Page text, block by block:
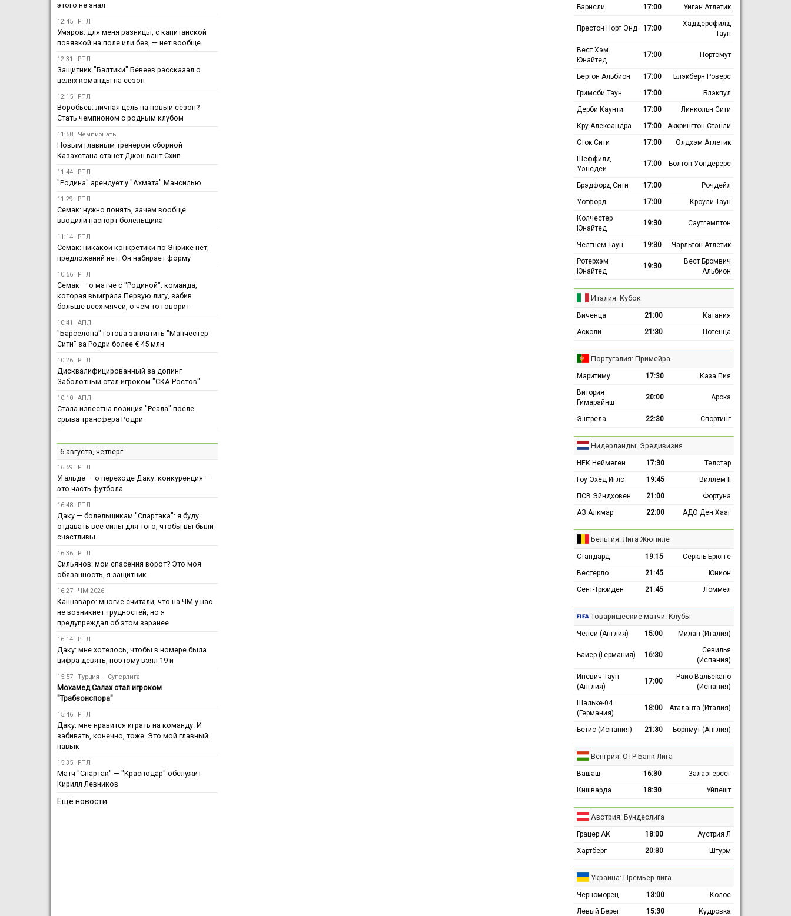
этого не знал
12:45 РПЛ
Умяров: для меня разницы, с капитанской
повязкой на поле или без, — нет вообще
12:31 РПЛ
Защитник "Балтики" Бевеев рассказал о
целях команды на сезон
12:15 РПЛ
Воробьёв: личная цель на новый сезон?
Стать чемпионом с родным клубом
11:58 Чемпионаты
Новым главным тренером сборной
Казахстана станет Джон вант Схип
11:44 РПЛ
"Родина" арендует у "Ахмата" Мансилью
11:29 РПЛ
Семак: нужно понять, зачем вообще
вводили паспорт болельщика
11:14 РПЛ
Семак: никакой конкретики по Энрике нет,
предложений нет. Он набирает форму
10:56 РПЛ
Семак — о матче с "Родиной": команда,
которая выиграла Первую лигу, забив
больше всех мячей, о чём-то говорит
10:41 АПЛ
"Барселона" готова заплатить "Манчестер
Сити" за Родри более € 45 млн
10:26 РПЛ
Дисквалифицированный за допинг
Заболотный стал игроком "СКА-Ростов"
10:10 АПЛ
Стала известна позиция "Реала" после
срыва трансфера Родри
6 августа, четверг
16:59 РПЛ
Угальде — о переходе Даку: конкуренция —
это часть футбола
16:48 РПЛ
Даку — болельщикам "Спартака": я буду
отдавать все силы для того, чтобы вы были
счастливы
16:36 РПЛ
Сильянов: мои спасения ворот? Это моя
обязанность, я защитник
16:27 ЧМ-2026
Каннаваро: многие считали, что на ЧМ у нас
не возникнет трудностей, но я
предупреждал об этом заранее
16:14 РПЛ
Даку: мне хотелось, чтобы в номере была
цифра девять, поэтому взял 19-й
15:57 Турция — Суперлига
Мохамед Салах стал игроком
"Трабзонспора"
15:46 РПЛ
Даку: мне нравится играть на команду. И
забивать, конечно, тоже. Это мой главный
навык
15:35 РПЛ
Матч "Спартак" — "Краснодар" обслужит
Кирилл Левников
Ещё новости
Барнсли
17:00 Уиган Атлетик
Престон Норт Энд 17:00
Хаддерсфилд
Таун
Вест Хэм
Юнайтед
17:00 Портсмут
Бёртон Альбион 17:00
Блэкберн Роверс
Гримсби Таун
17:00
Блэкпул
Дерби Каунти
17:00
Линкольн Сити
Кру Александра
17:00
Аккрингтон Стэнли
Сток Сити
17:00
Олдхэм Атлетик
Шеффилд
Уэнсдей
17:00 Болтон Уондерерс
Брэдфорд Сити 17:00
Рочдейл
Уотфорд
17:00
Кроули Таун
Колчестер
Юнайтед
19:30 Саутгемптон
Челтнем Таун 19:30
Чарльтон Атлетик
Ротерхэм
Юнайтед
19:30
Вест Бромвич
Альбион
Италия: Кубок
Виченца 21:00
Катания
Асколи
21:30 Потенца
Португалия: Примейра
Маритиму 17:30
Каза Пия
Витория
Гимарайнш
20:00 Арока
Эштрела 22:30 Спортинг
Нидерланды: Эредивизия
НЕК Неймеген 17:30
Телстар
Гоу Эхед Иглс
19:45
Виллем II
ПСВ Эйндховен
21:00
Фортуна
АЗ Алкмар
22:00 АДО Ден Хааг
Бельгия: Лига Жюпиле
Стандард 19:15
Серкль Брюгге
Вестерло
21:45
Юнион
Сент-Трюйден
21:45 Ломмел
Товарищеские матчи: Клубы
Челси (Англия) 15:00 Милан (Италия)
Байер (Германия) 16:30
Севилья
(Испания)
Ипсвич Таун
(Англия)
17:00
Райо Вальекано
(Испания)
Шальке-04
(Германия)
18:00 Аталанта (Италия)
Бетис (Испания) 21:30 Борнмут (Англия)
Венгрия: ОТР Банк Лига
Вашаш 16:30
Залаэгерсег
Кишварда
18:30 Уйпешт
Австрия: Бундеслига
Грацер АК 18:00
Аустрия Л
Хартберг
20:30 Штурм
Украина: Премьер-лига
Черноморец 13:00
Колос
Левый Берег
15:30
Кудровка